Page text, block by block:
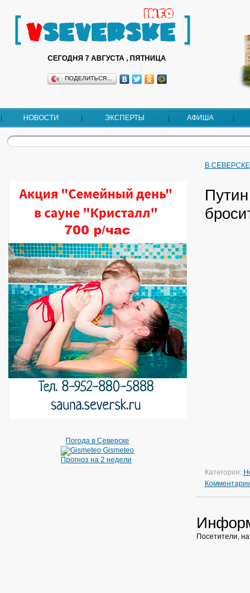
СЕГОДНЯ 7 АВГУСТА , ПЯТНИЦА
ПОДЕЛИТЬСЯ…
НОВОСТИ ЭКСПЕРТЫ АФИША
Погода в Северске
Gismeteo
Прогноз на 2 недели
В СЕВЕРСКЕ
Категория:
Посетители,